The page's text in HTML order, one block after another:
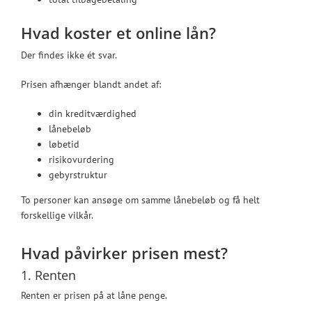
Hvad koster et online lån?
Der findes ikke ét svar.
Prisen afhænger blandt andet af:
din kreditværdighed
lånebeløb
løbetid
risikovurdering
gebyrstruktur
To personer kan ansøge om samme lånebeløb og få helt
forskellige vilkår.
Hvad påvirker prisen mest?
1. Renten
Renten er prisen på at låne penge.